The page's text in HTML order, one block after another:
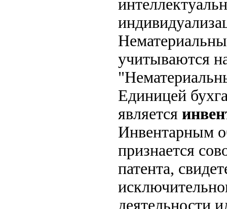
учитываются
Единицей
является
Инвентарным
признается
патента,
деятельности